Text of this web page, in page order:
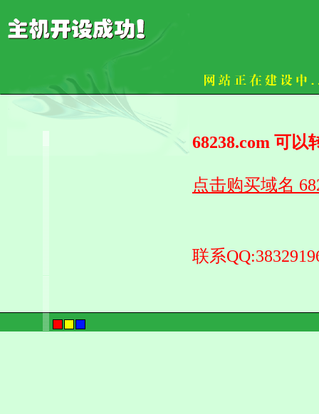
68238.com 可以
点击购买域名
联系